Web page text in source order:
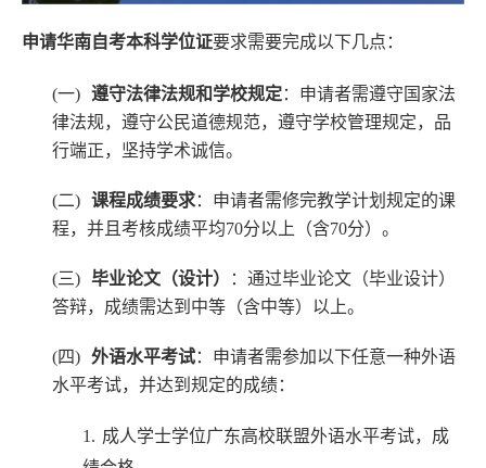
申请华南自考本科学位证要求需要完成以下几点：
(一) 遵守法律法规和学校规定：申请者需遵守国家法
律法规，遵守公民道德规范，遵守学校管理规定，品
行端正，坚持学术诚信。
(二) 课程成绩要求：申请者需修完教学计划规定的课
程，并且考核成绩平均70分以上（含70分）。
(三) 毕业论文（设计）
：通过毕业论文（毕业设计）
答辩，成绩需达到中等（含中等）以上。
(四) 外语水平考试：申请者需参加以下任意一种外语
水平考试，并达到规定的成绩：
1. 成人学士学位广东高校联盟外语水平考试，成